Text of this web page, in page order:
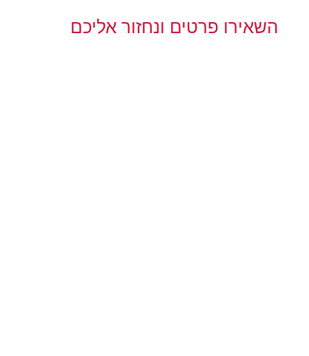
השאירו פרטים ונחזור אליכם